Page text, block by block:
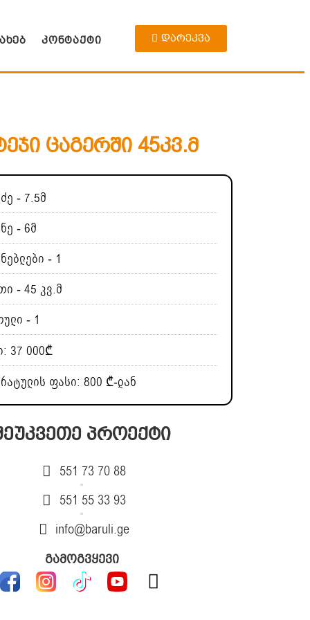
კონტაქტი დარეკვა
ცაგერში 45კვ.მ
- 7.5მ
- 6მ
- 1
- 45 კვ.მ
- 1
37 000₾
ფასი: 800 ₾-დან
პროექტი
551 73 70 88
551 55 33 93
info@baruli.ge
გამოგვყევი